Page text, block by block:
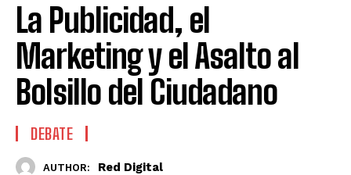
La Publicidad, el
Marketing y el Asalto al
Bolsillo del Ciudadano
DEBATE
AUTHOR: Red Digital